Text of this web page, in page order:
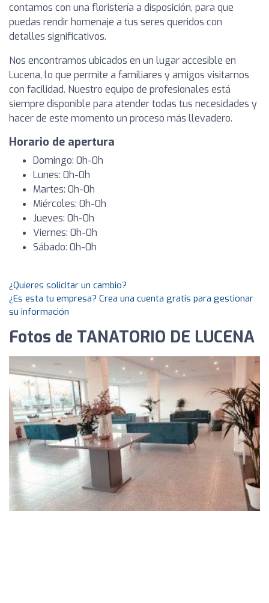
contamos con una floristería a disposición, para que
puedas rendir homenaje a tus seres queridos con
detalles significativos.
Nos encontramos ubicados en un lugar accesible en
Lucena, lo que permite a familiares y amigos visitarnos
con facilidad. Nuestro equipo de profesionales está
siempre disponible para atender todas tus necesidades y
hacer de este momento un proceso más llevadero.
Horario de apertura
Domingo: 0h-0h
Lunes: 0h-0h
Martes: 0h-0h
Miércoles: 0h-0h
Jueves: 0h-0h
Viernes: 0h-0h
Sábado: 0h-0h
¿Quieres solicitar un cambio?
¿Es esta tu empresa? Crea una cuenta gratis para gestionar
su información
Fotos de TANATORIO DE LUCENA